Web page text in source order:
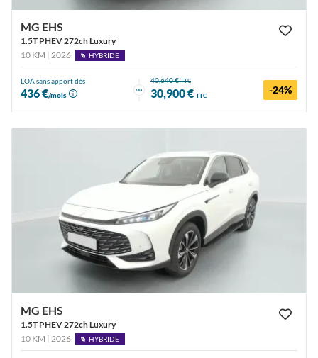
MG EHS
1.5T PHEV 272ch Luxury
10 KM | 2026
HYBRIDE
LOA sans apport dès
436 €/mois
ou
40,640 €TTC
30,900 € TTC -24%
MG EHS
1.5T PHEV 272ch Luxury
10 KM | 2026
HYBRIDE